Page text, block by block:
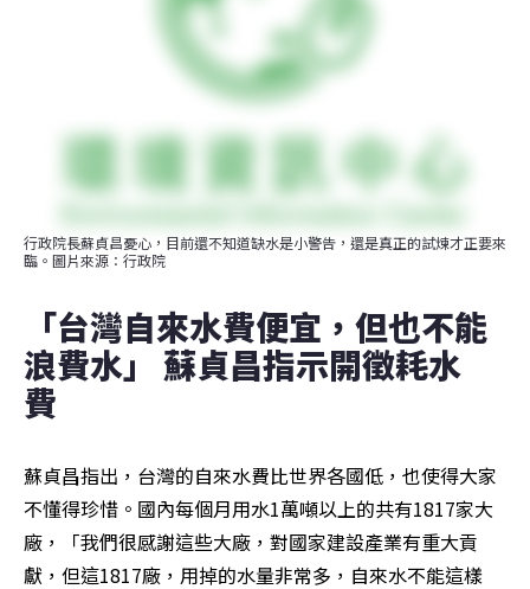
行政院長蘇貞昌憂心，目前還不知道缺水是小警告，還是真正的試煉才正要來
臨。圖片來源：行政院
「台灣自來水費便宜，但也不能
浪費水」 蘇貞昌指示開徵耗水
費
蘇貞昌指出，台灣的自來水費比世界各國低，也使得大家
不懂得珍惜。國內每個月用水1萬噸以上的共有1817家大
廠，「我們很感謝這些大廠，對國家建設產業有重大貢
獻，但這1817廠，用掉的水量非常多，自來水不能這樣